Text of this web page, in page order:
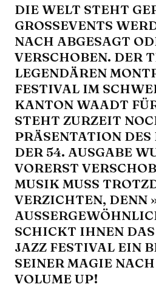
DIE WELT STEHT
GROSSEVENTS
ACH ABGESAGT
ERSCHOBEN. DER
EGENDÄREN
ESTIVAL IM
ANTON WAADT FÜR
TEHT ZURZEIT
RÄSENTATION DES
ER 54. AUSGABE
ORERST
USIK MUSS
ERZICHTEN, DENN
HICKT IHNEN DAS
ZZ FESTIVAL EIN
INER MAGIE NACH
LUME UP!